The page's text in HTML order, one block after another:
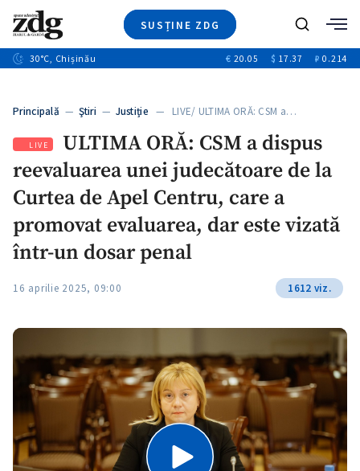
SUSȚINE ZDG
Ştiri
+10
Special
+1
Blog
Caută
30°C, Chișinău € 20.05 $ 17.37 ₽ 0.214
Principală — Ştiri — Justiție— LIVE/ ULTIMA ORĂ: CSM a…
LIVE
ULTIMA ORĂ: CSM a dispus
reevaluarea unei judecătoare de la
Curtea de Apel Centru, care a
promovat evaluarea, dar este vizată
într-un dosar penal
16 aprilie 2025, 09:00 1612 viz.